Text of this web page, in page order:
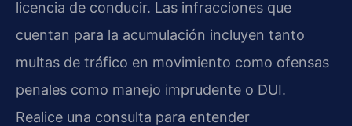
licencia de conducir. Las infracciones que
cuentan para la acumulación incluyen tanto
multas de tráfico en movimiento como ofensas
penales como manejo imprudente o DUI.
Realice una consulta para entender